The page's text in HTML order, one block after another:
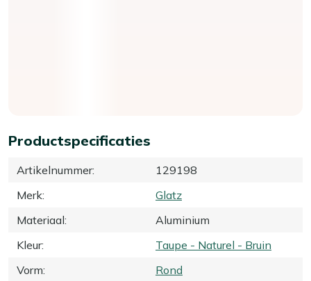
Productspecificaties
Artikelnummer:
129198
Merk:
Glatz
Materiaal:
Aluminium
Kleur:
Taupe - Naturel - Bruin
Vorm:
Rond